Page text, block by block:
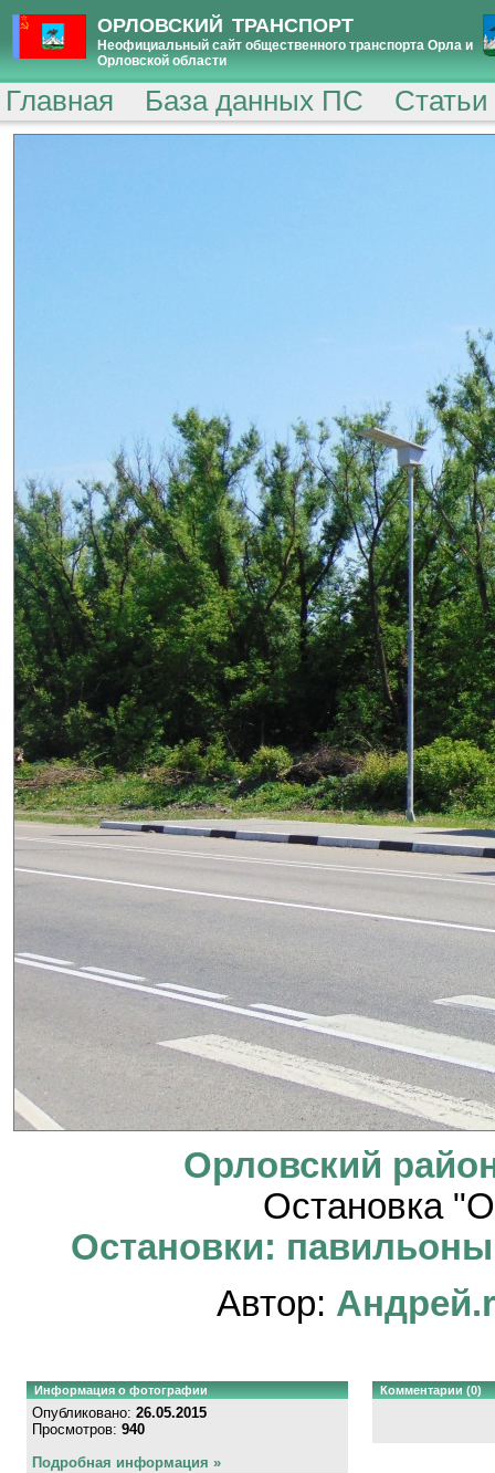
ОРЛОВСКИЙ ТРАНСПОРТ
Неофициальный сайт общественного транспорта Орла и
Орловской области
Главная База данных ПС
Орловский
Остановка
Остановки:
Автор:
Информация о фотографии
Опубликовано: 26.05.2015
Просмотров: 940
Подробная информация »
Комментарии (0)